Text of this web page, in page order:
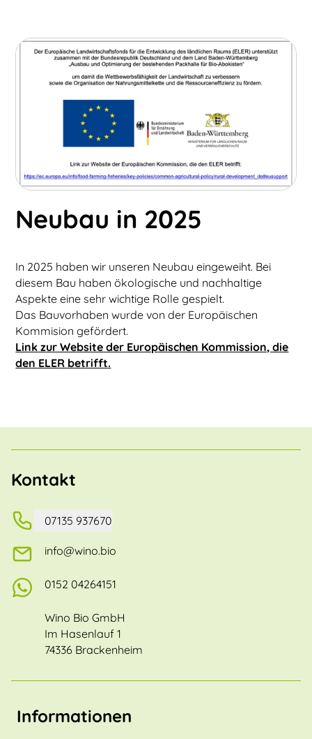
Neubau in 2025
In 2025 haben wir unseren Neubau eingeweiht. Bei
diesem Bau haben ökologische und nachhaltige
Aspekte eine sehr wichtige Rolle gespielt.
Das Bauvorhaben wurde von der Europäischen
Kommision gefördert.
Link zur Website der Europäischen Kommission, die
den ELER betrifft.
Kontakt
07135 937670
info@wino.bio
0152 04264151
Wino Bio GmbH
Im Hasenlauf 1
74336 Brackenheim
Informationen